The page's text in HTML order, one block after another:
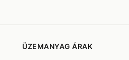
ÜZEMANYAG ÁRAK